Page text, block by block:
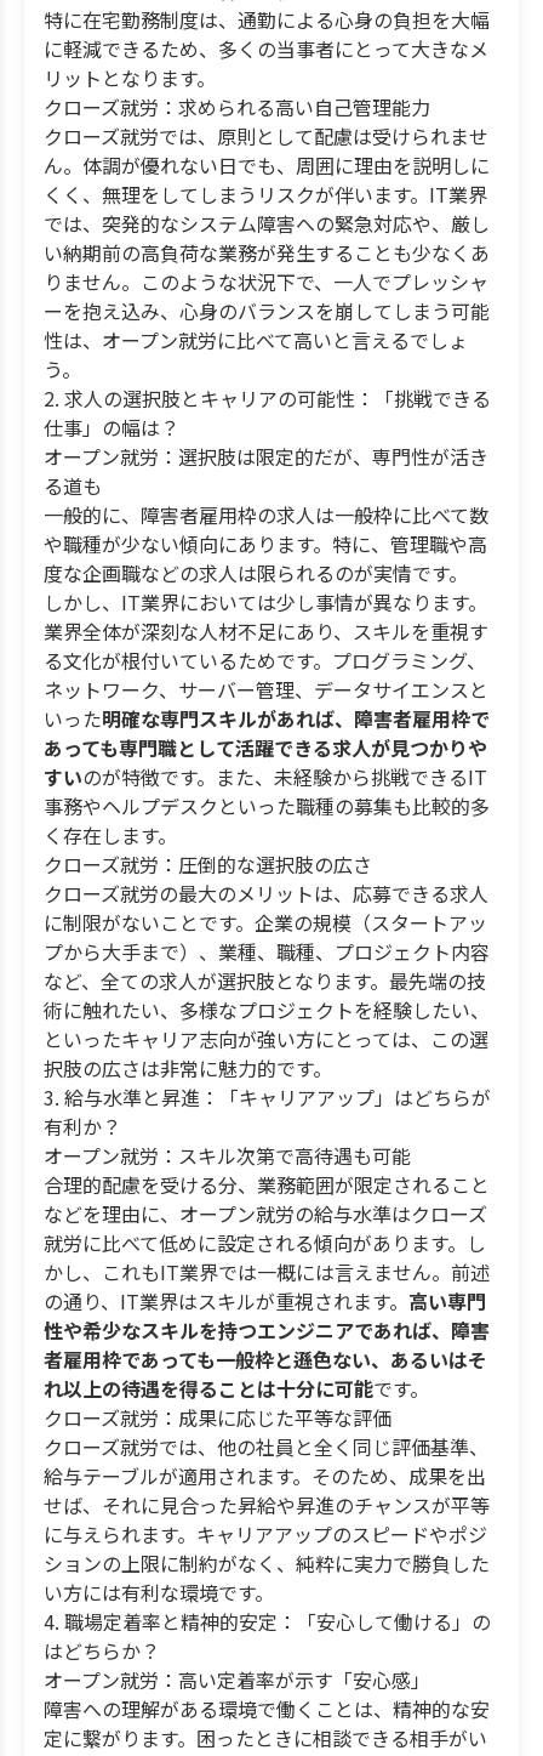
特に在宅勤務制度は、通勤による心身の負担を大幅
に軽減できるため、多くの当事者にとって大きなメ
リットとなります。
クローズ就労：求められる高い自己管理能力
クローズ就労では、原則として配慮は受けられませ
ん。体調が優れない日でも、周囲に理由を説明しに
くく、無理をしてしまうリスクが伴います。IT業界
では、突発的なシステム障害への緊急対応や、厳し
い納期前の高負荷な業務が発生することも少なくあ
りません。このような状況下で、一人でプレッシャ
ーを抱え込み、心身のバランスを崩してしまう可能
性は、オープン就労に比べて高いと言えるでしょ
う。
2. 求人の選択肢とキャリアの可能性：「挑戦できる
仕事」の幅は？
オープン就労：選択肢は限定的だが、専門性が活き
る道も
一般的に、障害者雇用枠の求人は一般枠に比べて数
や職種が少ない傾向にあります。特に、管理職や高
度な企画職などの求人は限られるのが実情です。
しかし、IT業界においては少し事情が異なります。
業界全体が深刻な人材不足にあり、スキルを重視す
る文化が根付いているためです。プログラミング、
ネットワーク、サーバー管理、データサイエンスと
いった明確な専門スキルがあれば、障害者雇用枠で
あっても専門職として活躍できる求人が見つかりや
すいのが特徴です。また、未経験から挑戦できるIT
事務やヘルプデスクといった職種の募集も比較的多
く存在します。
クローズ就労：圧倒的な選択肢の広さ
クローズ就労の最大のメリットは、応募できる求人
に制限がないことです。企業の規模（スタートアッ
プから大手まで）、業種、職種、プロジェクト内容
など、全ての求人が選択肢となります。最先端の技
術に触れたい、多様なプロジェクトを経験したい、
といったキャリア志向が強い方にとっては、この選
択肢の広さは非常に魅力的です。
3. 給与水準と昇進：「キャリアアップ」はどちらが
有利か？
オープン就労：スキル次第で高待遇も可能
合理的配慮を受ける分、業務範囲が限定されること
などを理由に、オープン就労の給与水準はクローズ
就労に比べて低めに設定される傾向があります。し
かし、これもIT業界では一概には言えません。前述
の通り、IT業界はスキルが重視されます。 高い専門
性や希少なスキルを持つエンジニアであれば、障害
者雇用枠であっても一般枠と遜色ない、あるいはそ
れ以上の待遇を得ることは十分に可能です。
クローズ就労：成果に応じた平等な評価
クローズ就労では、他の社員と全く同じ評価基準、
給与テーブルが適用されます。そのため、成果を出
せば、それに見合った昇給や昇進のチャンスが平等
に与えられます。キャリアアップのスピードやポジ
ションの上限に制約がなく、純粋に実力で勝負した
い方には有利な環境です。
4. 職場定着率と精神的安定：「安心して働ける」の
はどちらか？
オープン就労：高い定着率が示す「安心感」
障害への理解がある環境で働くことは、精神的な安
定に繋がります。困ったときに相談できる相手がい